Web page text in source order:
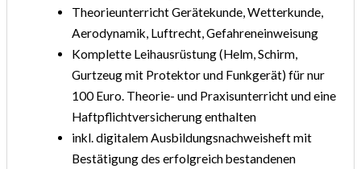
Theorieunterricht Gerätekunde, Wetterkunde,
Aerodynamik, Luftrecht, Gefahreneinweisung
Komplette Leihausrüstung (Helm, Schirm,
Gurtzeug mit Protektor und Funkgerät) für nur
100 Euro. Theorie- und Praxisunterricht und eine
Haftpflichtversicherung enthalten
inkl. digitalem Ausbildungsnachweisheft mit
Bestätigung des erfolgreich bestandenen